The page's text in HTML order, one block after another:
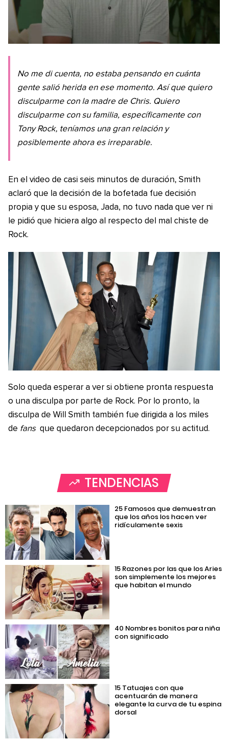
No me di cuenta, no estaba pensando en cuánta
gente salió herida en ese momento. Así que quiero
disculparme con la madre de Chris. Quiero
disculparme con su familia, específicamente con
Tony Rock, teníamos una gran relación y
posiblemente ahora es irreparable.
En el video de casi seis minutos de duración, Smith
aclaró que la decisión de la bofetada fue decisión
propia y que su esposa, Jada, no tuvo nada que ver ni
le pidió que hiciera algo al respecto del mal chiste de
Rock.
Solo queda esperar a ver si obtiene pronta respuesta
o una disculpa por parte de Rock. Por lo pronto, la
disculpa de Will Smith también fue dirigida a los miles
de fans que quedaron decepcionados por su actitud.
TENDENCIAS
25 Famosos que demuestran
que los años los hacen ver
ridículamente sexis
15 Razones por las que los Aries
son simplemente los mejores
que habitan el mundo
40 Nombres bonitos para niña
con significado
15 Tatuajes con que
acentuarán de manera
elegante la curva de tu espina
dorsal